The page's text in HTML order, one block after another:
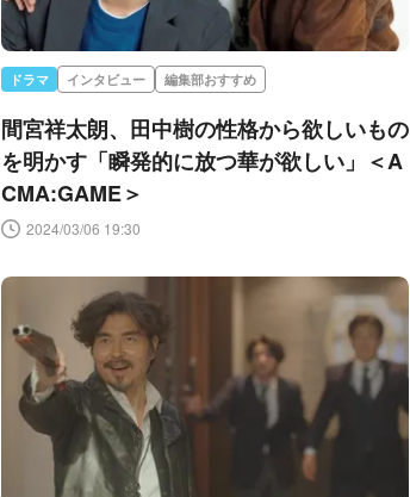
ドラマ インタビュー 編集部おすすめ
間宮祥太朗、田中樹の性格から欲しいもの
を明かす「瞬発的に放つ華が欲しい」＜A
CMA:GAME＞
2024/03/06 19:30